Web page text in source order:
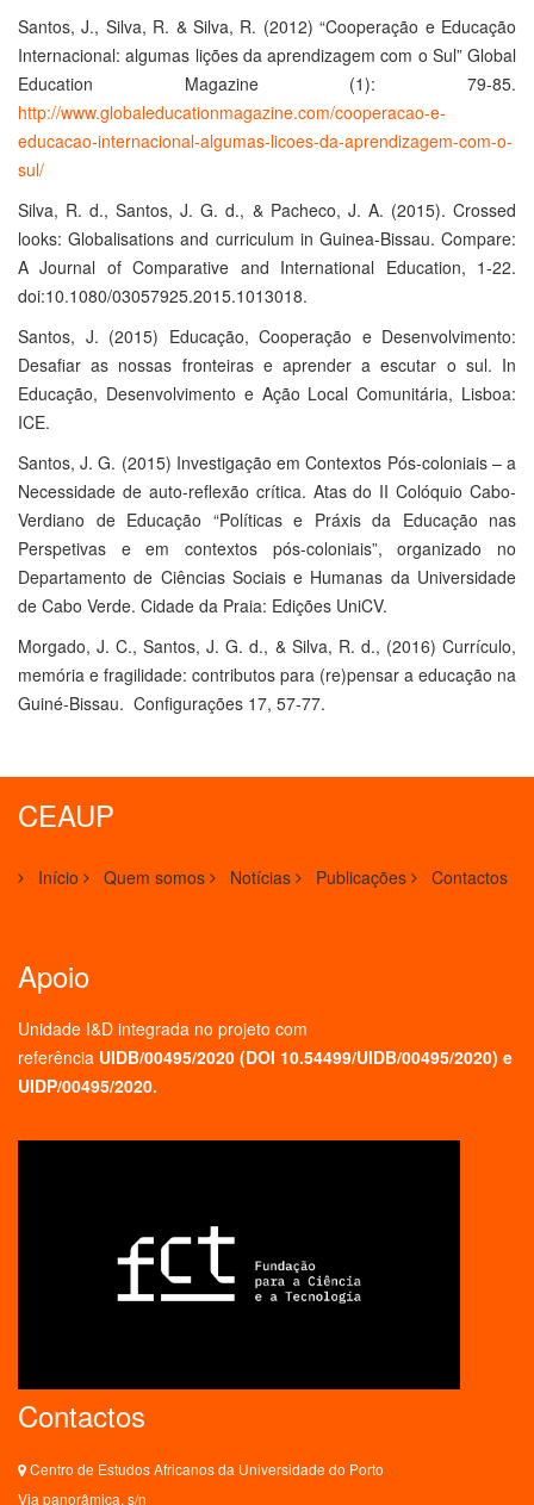
Santos, J., Silva, R. & Silva, R. (2012) “Cooperação e Educação
Internacional: algumas lições da aprendizagem com o Sul” Global
Education Magazine (1): 79-85.
http://www.globaleducationmagazine.com/cooperacao-e-
educacao-internacional-algumas-licoes-da-aprendizagem-com-o-
sul/
Silva, R. d., Santos, J. G. d., & Pacheco, J. A. (2015). Crossed
looks: Globalisations and curriculum in Guinea-Bissau. Compare:
A Journal of Comparative and International Education, 1-22.
doi:10.1080/03057925.2015.1013018.
Santos, J. (2015) Educação, Cooperação e Desenvolvimento:
Desafiar as nossas fronteiras e aprender a escutar o sul. In
Educação, Desenvolvimento e Ação Local Comunitária, Lisboa:
ICE.
Santos, J. G. (2015) Investigação em Contextos Pós-coloniais – a
Necessidade de auto-reflexão crítica. Atas do II Colóquio Cabo-
Verdiano de Educação “Políticas e Práxis da Educação nas
Perspetivas e em contextos pós-coloniais”, organizado no
Departamento de Ciências Sociais e Humanas da Universidade
de Cabo Verde. Cidade da Praia: Edições UniCV.
Morgado, J. C., Santos, J. G. d., & Silva, R. d., (2016) Currículo,
memória e fragilidade: contributos para (re)pensar a educação na
Guiné-Bissau. Configurações 17, 57-77.
CEAUP
Início Quem somos Notícias Publicações Contactos
Apoio
Unidade I&D integrada no projeto com
referência UIDB/00495/2020 (DOI 10.54499/UIDB/00495/2020) e
UIDP/00495/2020.
Contactos
Centro de Estudos Africanos da Universidade do Porto
Via panorâmica, s/n